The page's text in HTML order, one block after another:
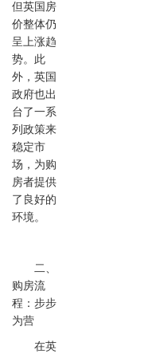
但英国房
价整体仍
呈上涨趋
势。此
外，英国
政府也出
台了一系
列政策来
稳定市
场，为购
房者提供
了良好的
环境。
二、
购房流
程：步步
为营
在英